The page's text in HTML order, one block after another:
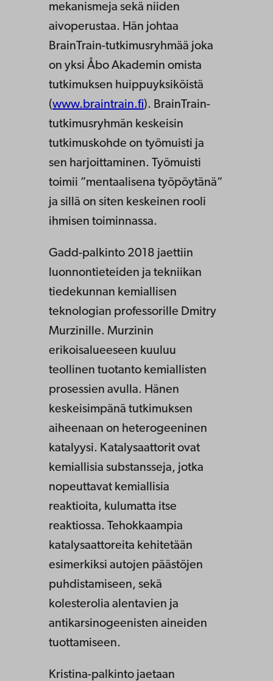
mekanismeja sekä niiden
aivoperustaa. Hän johtaa
BrainTrain-tutkimusryhmää joka
on yksi Åbo Akademin omista
tutkimuksen huippuyksiköistä
(www.braintrain.fi). BrainTrain-
tutkimusryhmän keskeisin
tutkimuskohde on työmuisti ja
sen harjoittaminen. Työmuisti
toimii ”mentaalisena työpöytänä”
ja sillä on siten keskeinen rooli
ihmisen toiminnassa.
Gadd-palkinto 2018 jaettiin
luonnontieteiden ja tekniikan
tiedekunnan kemiallisen
teknologian professorille Dmitry
Murzinille. Murzinin
erikoisalueeseen kuuluu
teollinen tuotanto kemiallisten
prosessien avulla. Hänen
keskeisimpänä tutkimuksen
aiheenaan on heterogeeninen
katalyysi. Katalysaattorit ovat
kemiallisia substansseja, jotka
nopeuttavat kemiallisia
reaktioita, kulumatta itse
reaktiossa. Tehokkaampia
katalysaattoreita kehitetään
esimerkiksi autojen päästöjen
puhdistamiseen, sekä
kolesterolia alentavien ja
antikarsinogeenisten aineiden
tuottamiseen.
Kristina-palkinto jaetaan